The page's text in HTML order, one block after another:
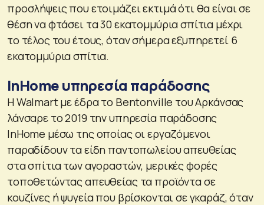
προσλήψεις που ετοιμάζει εκτιμά ότι θα είναι σε
θέση να φτάσει τα 30 εκατομμύρια σπίτια μέχρι
το τέλος του έτους, όταν σήμερα εξυπηρετεί 6
εκατομμύρια σπίτια.
InHome υπηρεσία παράδοσης
Η Walmart με έδρα το Bentonville του Αρκάνσας
λάνσαρε το 2019 την υπηρεσία παράδοσης
InHome μέσω της οποίας οι εργαζόμενοι
παραδίδουν τα είδη παντοπωλείου απευθείας
στα σπίτια των αγοραστών, μερικές φορές
τοποθετώντας απευθείας τα προϊόντα σε
κουζίνες ή ψυγεία που βρίσκονται σε γκαράζ, όταν